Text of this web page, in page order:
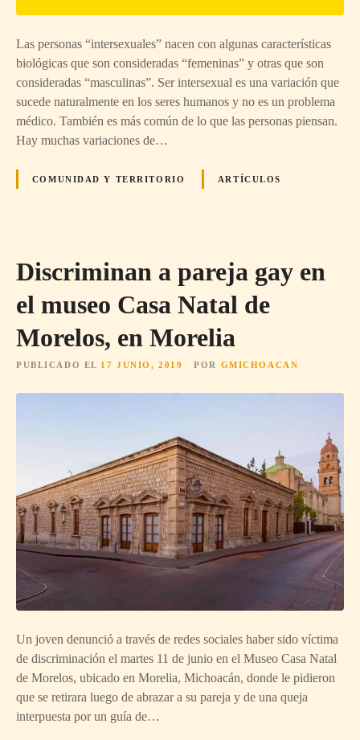
Las personas “intersexuales” nacen con algunas características
biológicas que son consideradas “femeninas” y otras que son
consideradas “masculinas”. Ser intersexual es una variación que
sucede naturalmente en los seres humanos y no es un problema
médico. También es más común de lo que las personas piensan.
Hay muchas variaciones de…
COMUNIDAD Y TERRITORIO ARTÍCULOS
Discriminan a pareja gay en
el museo Casa Natal de
Morelos, en Morelia
PUBLICADO EL 17 JUNIO, 2019 POR GMICHOACAN
Un joven denunció a través de redes sociales haber sido víctima
de discriminación el martes 11 de junio en el Museo Casa Natal
de Morelos, ubicado en Morelia, Michoacán, donde le pidieron
que se retirara luego de abrazar a su pareja y de una queja
interpuesta por un guía de…